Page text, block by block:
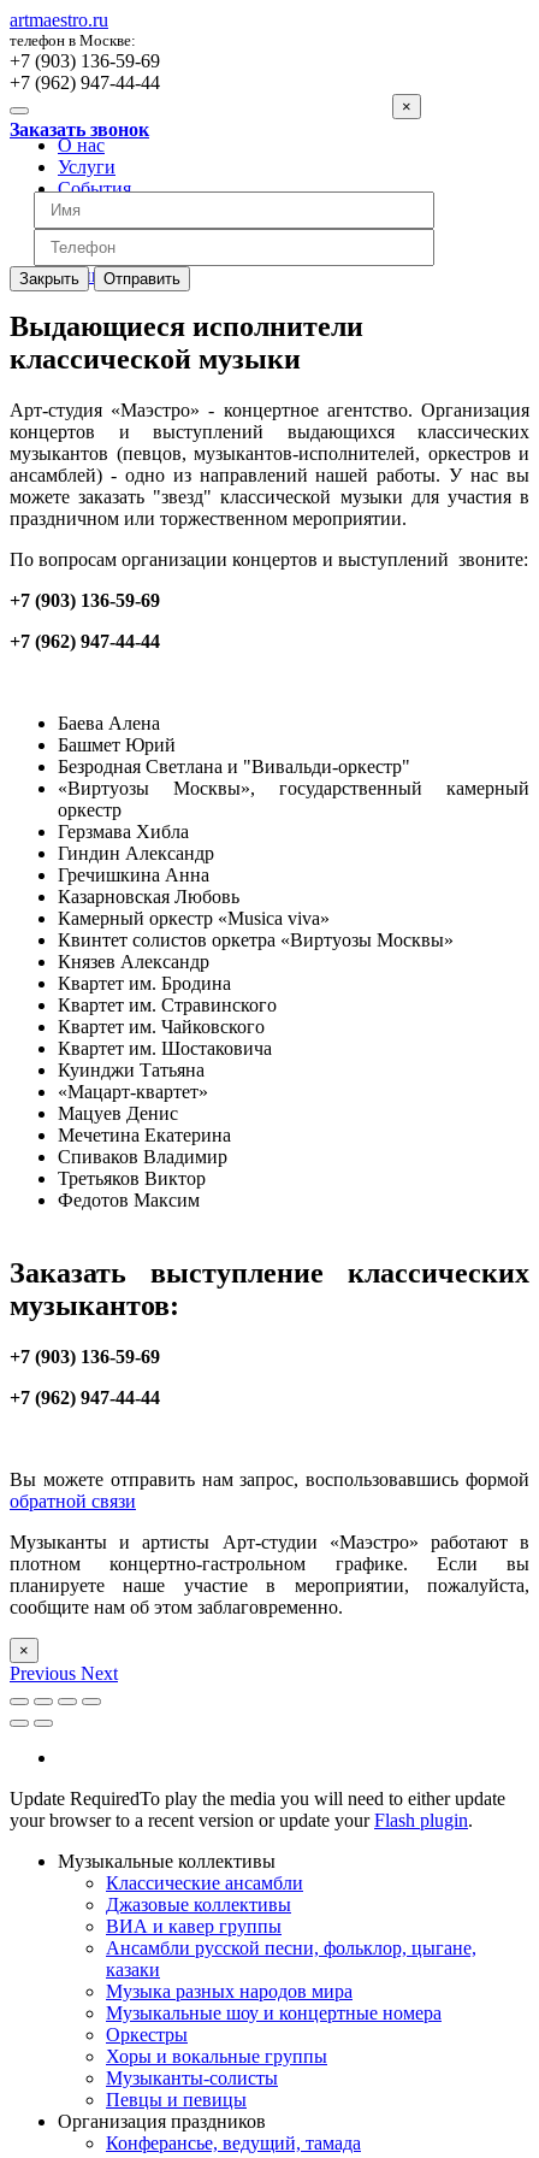
artmaestro.ru
телефон в Москве:
+7 (903) 136-59-69
+7 (962) 947-44-44
Заказать звонок
×
Закрыть Отправить
О нас
Услуги
События
Вопросы
Отзывы
Обратная связь
Цены
Выдающиеся исполнители
классической музыки
Арт-студия «Маэстро» - концертное агентство. Организация
концертов и выступлений выдающихся классических
музыкантов (певцов, музыкантов-исполнителей, оркестров и
ансамблей) - одно из направлений нашей работы. У нас вы
можете заказать "звезд" классической музыки для участия в
праздничном или торжественном мероприятии.
По вопросам организации концертов и выступлений звоните:
+7 (903) 136-59-69
+7 (962) 947-44-44
Баева Алена
Башмет Юрий
Безродная Светлана и "Вивальди-оркестр"
«Виртуозы Москвы», государственный камерный
оркестр
Герзмава Хибла
Гиндин Александр
Гречишкина Анна
Казарновская Любовь
Камерный оркестр «Musica viva»
Квинтет солистов оркетра «Виртуозы Москвы»
Князев Александр
Квартет им. Бродина
Квартет им. Стравинского
Квартет им. Чайковского
Квартет им. Шостаковича
Куинджи Татьяна
«Мацарт-квартет»
Мацуев Денис
Мечетина Екатерина
Спиваков Владимир
Третьяков Виктор
Федотов Максим
Заказать выступление классических
музыкантов:
+7 (903) 136-59-69
+7 (962) 947-44-44
Вы можете отправить нам запрос, воспользовавшись формой
обратной связи
Музыканты и артисты Арт-студии «Маэстро» работают в
плотном концертно-гастрольном графике. Если вы
планируете наше участие в мероприятии, пожалуйста,
сообщите нам об этом заблаговременно.
×
Previous Next
Update RequiredTo play the media you will need to either update
your browser to a recent version or update yourFlash plugin.
Музыкальные коллективы
Классические ансамбли
Джазовые коллективы
ВИА и кавер группы
Ансамбли русской песни, фольклор, цыгане,
казаки
Музыка разных народов мира
Музыкальные шоу и концертные номера
Оркестры
Хоры и вокальные группы
Музыканты-солисты
Певцы и певицы
Организация праздников
Конферансье, ведущий, тамада